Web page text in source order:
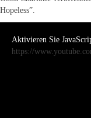
Hopeless”.
Aktivieren Sie
https://